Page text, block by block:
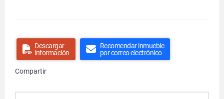
Descargar
información
Recomendar inmueble
por correo electrónico
Compartir